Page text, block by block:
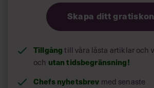
Skapa ditt
Tillgångtill våra låsta artiklar och
och utan tidsbegränsning!
Chefs nyhetsbrev med senaste